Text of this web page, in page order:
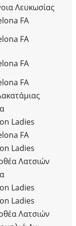
Λευκωσίας
FA
FA
FA
FA
Ladies
FA
Ladies
Λατσιών
Ladies
Ladies
Λατσιών